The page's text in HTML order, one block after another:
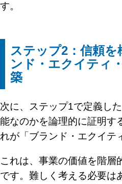
す。
ステップ2：信頼を
ンド・エクイティ
築
次に、ステップ1で定義し
能なのかを論理的に証明す
れが「ブランド・エクイテ
これは、事業の価値を階層
です。難しく考える必要は